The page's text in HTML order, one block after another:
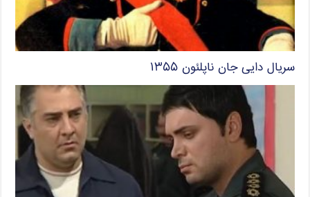
سریال دایی جان ناپلئون ۱۳۵۵